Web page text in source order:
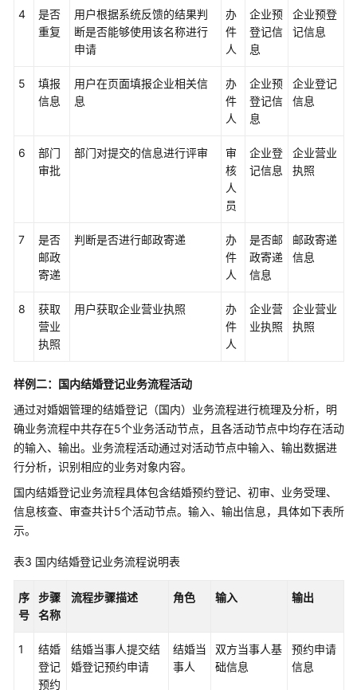
步
骤
数
务
域
L1
和
主
题
定
业
务
4
是否
重复
用户根据系统反馈的结果判
断是否能够使用该名称进行
申请
办
件
人
企业预
登记信
息
企业预登
记信息
5
填报
信息
用户在页面填报企业相关信
息
办
件
人
企业预
登记信
息
企业登记
信息
6
部门
审批
部门对提交的信息进行评审
审
核
人
员
企业登
记信息
企业营业
执照
7
是否
邮政
寄递
判断是否进行邮政寄递
办
件
人
是否邮
政寄递
信息
邮政寄递
信息
8
获取
营业
执照
用户获取企业营业执照
办
件
人
企业营
业执照
企业营业
执照
样例二：国内结婚登记业务流程活动
通过对婚姻管理的结婚登记（国内）业务流程进行梳理及分析，明
确业务流程中共存在5个业务活动节点，且各活动节点中均存在活动
的输入、输出。业务流程活动通过对活动节点中输入、输出数据进
行分析，识别相应的业务对象内容。
国内结婚登记业务流程具体包含结婚预约登记、初审、业务受理、
信息核查、审查共计5个活动节点。输入、输出信息，具体如下表所
示。
表3 国内结婚登记业务流程说明表
序
号
步骤
名称
流程步骤描述 角色 输入 输出
1
结婚
登记
预约
结婚当事人提交结
婚登记预约申请
结婚当
事人
双方当事人基
础信息
预约申请
信息